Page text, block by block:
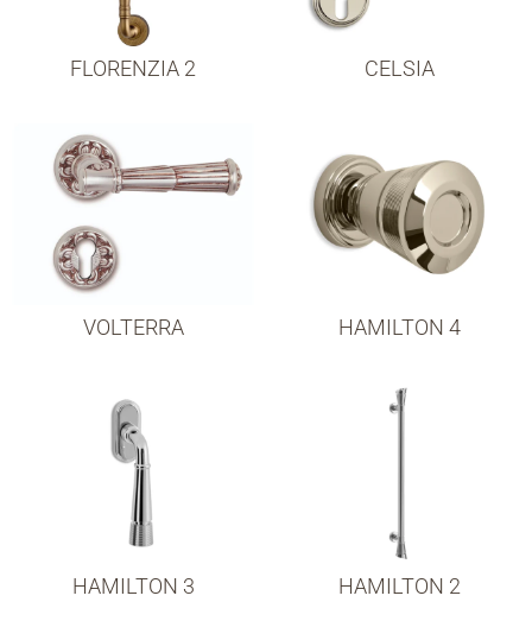
FLORENZIA 2 CELSIA
VOLTERRA HAMILTON 4
HAMILTON 3 HAMILTON 2